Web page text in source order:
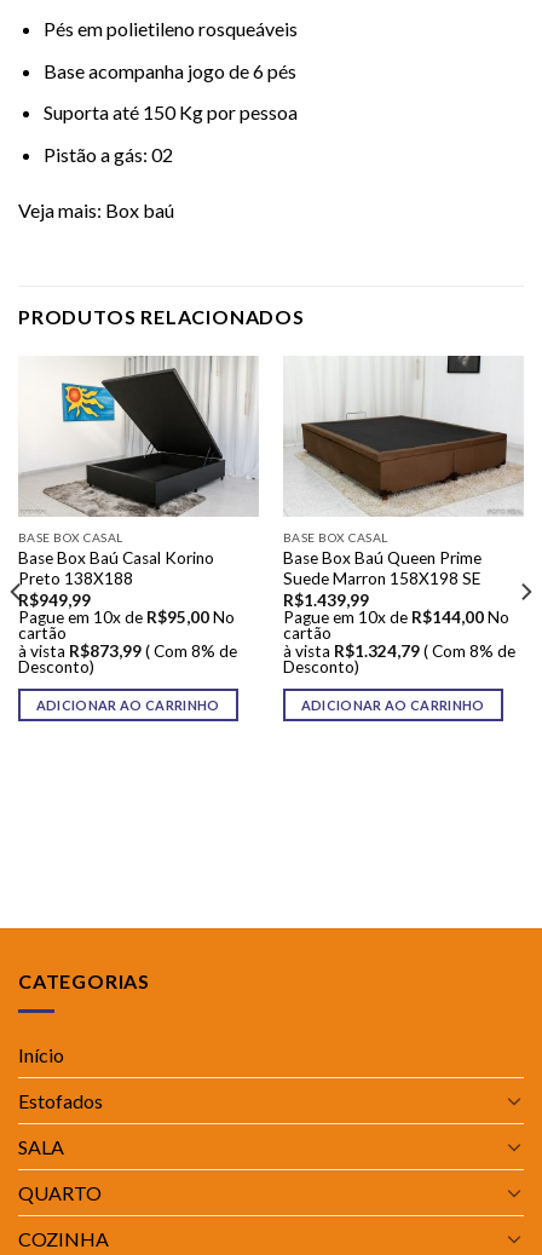
Pés em polietileno rosqueáveis
Base acompanha jogo de 6 pés
Suporta até 150 Kg por pessoa
Pistão a gás: 02
Veja mais: Box baú
PRODUTOS RELACIONADOS
BASE BOX CASAL
Base Box Baú Casal Korino
Preto 138X188
R$949,99
Pague em 10x de R$95,00 No
cartão
à vista R$873,99 ( Com 8% de
Desconto)
ADICIONAR AO CARRINHO
BASE BOX CASAL
Base Box Baú Queen Prime
Suede Marron 158X198 SE
R$1.439,99
Pague em 10x de R$144,00 No
cartão
à vista R$1.324,79 ( Com 8% de
Desconto)
ADICIONAR AO CARRINHO
CATEGORIAS
Início
Estofados
SALA
QUARTO
COZINHA